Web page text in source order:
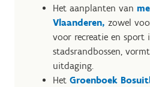
Het aanplanten van
Vlaanderen, zowel
voor recreatie en sport
stadsrandbossen,
uitdaging.
Het Groenboek